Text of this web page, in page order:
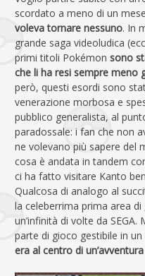
scordato a meno di un
voleva tornare nessuno. In
grande saga videoludica
primi titoli Pokémon sono
che li ha resi sempre meno
però, questi esordi sono
venerazione morbosa e
pubblico generalista, al
paradossale: i fan che non
ne volevano più sapere del
cosa è andata in tandem
ci ha fatto visitare Kanto ben
Qualcosa di analogo al
la celeberrima prima area
un’infinità di volte da
parte di gioco gestibile in un
era al centro di